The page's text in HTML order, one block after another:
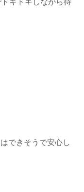
できそうで安心し